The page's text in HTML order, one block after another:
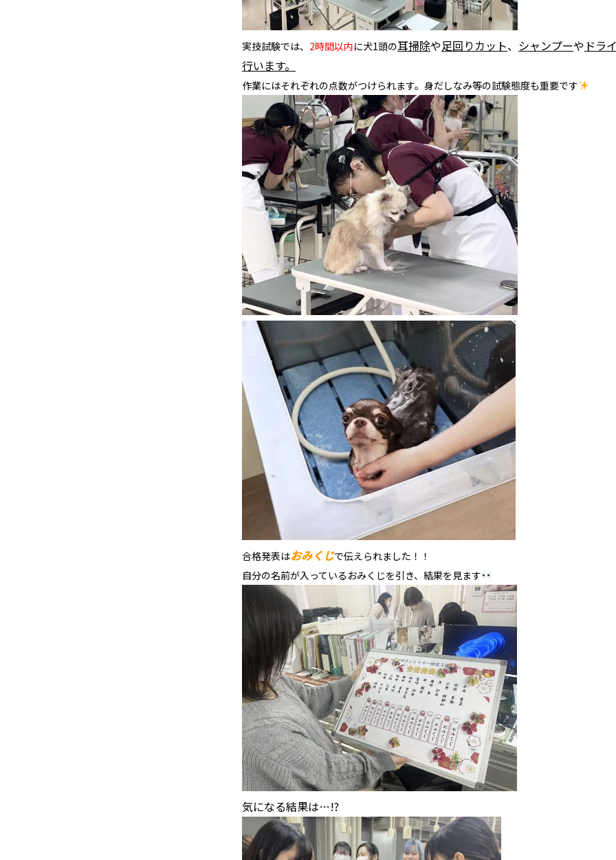
実技試験では、 2時間以内に犬1頭の耳掃除や足回りカット、 シャンプーや ドラ
行います。
作業にはそれぞれの点数がつけられます。身だしなみ等の試験態度も重要です
合格発表はおみくじで伝えられました！！
自分の名前が入っているおみくじを引き、結果を見ます
気になる結果は…!?